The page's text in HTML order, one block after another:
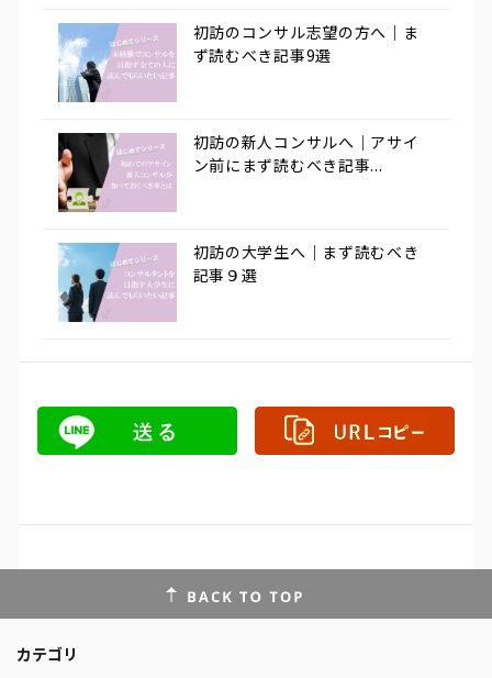
初訪のコンサル志望の方へ｜ま
ず読むべき記事9選
初訪の新人コンサルへ｜アサイ
ン前にまず読むべき記事...
初訪の大学生へ｜まず読むべき
記事９選
カテゴリ